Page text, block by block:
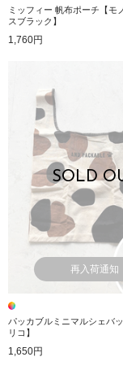
ミッフィー 帆布ポーチ【モ
スブラック】
1,760円
SOLD
再入荷通知
パッカブルミニマルシェバ
リコ】
1,650円